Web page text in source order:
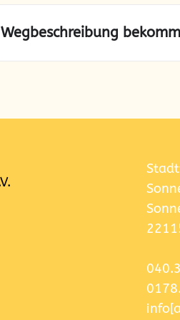
Wegbeschreibung